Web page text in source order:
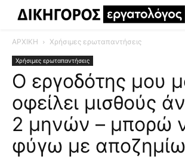
ΑΡΧΙΚΗ Χρήσιμες ερωταπαντήσεις
Χρήσιμες ερωταπαντήσεις
Ο εργοδότης μου
οφείλει μισθούς
2 μηνών – μπορώ
φύγω με